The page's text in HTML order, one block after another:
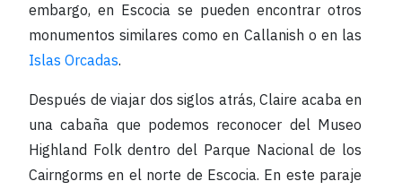
embargo, en Escocia se pueden encontrar otros
monumentos similares como en Callanish o en las
Islas Orcadas.
Después de viajar dos siglos atrás, Claire acaba en
una cabaña que podemos reconocer del Museo
Highland Folk dentro del Parque Nacional de los
Cairngorms en el norte de Escocia. En este paraje